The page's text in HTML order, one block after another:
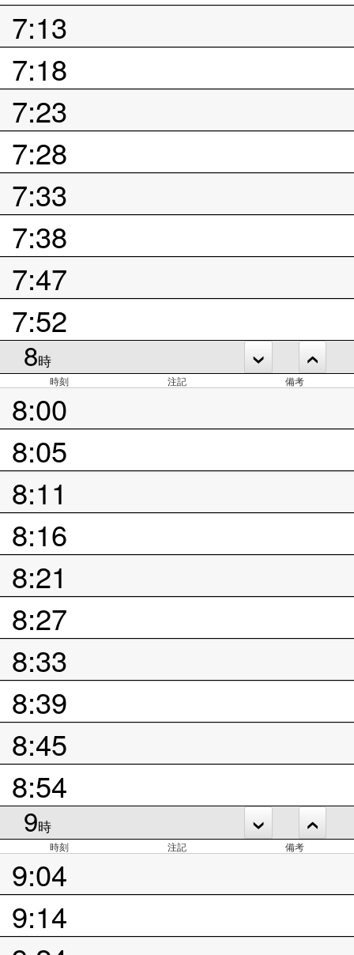
7:13
7:18
7:23
7:28
7:33
7:38
7:47
7:52
8時
時刻 注記 備考
8:00
8:05
8:11
8:16
8:21
8:27
8:33
8:39
8:45
8:54
9時
時刻 注記 備考
9:04
9:14